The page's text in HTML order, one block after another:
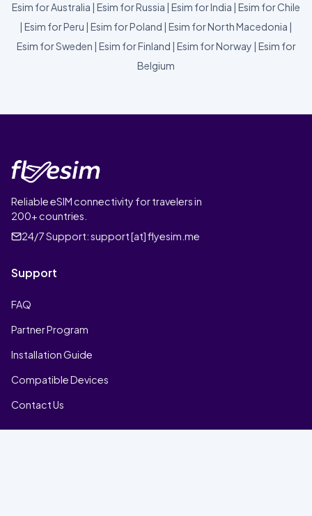
Esim for Australia | Esim for Russia | Esim for India | Esim for Chile
| Esim for Peru | Esim for Poland | Esim for North Macedonia |
Esim for Sweden | Esim for Finland | Esim for Norway | Esim for
Belgium
Reliable eSIM connectivity for travelers in
200+ countries.
24/7 Support:support [at] flyesim.me
Support
FAQ
Partner Program
Installation Guide
Compatible Devices
Contact Us